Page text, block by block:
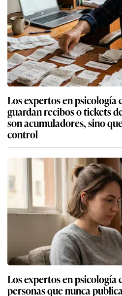
Los expertos en psicología
guardan recibos o tickets
son acumuladores, sino
control
Los expertos en psicología
personas que nunca